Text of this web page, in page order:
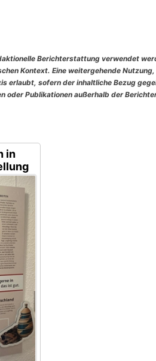
Berichterstattung verwendet
Kontext. Eine weitergehende
erlaubt, sofern der inhaltliche Bezug
oder Publikationen außerhalb der
in